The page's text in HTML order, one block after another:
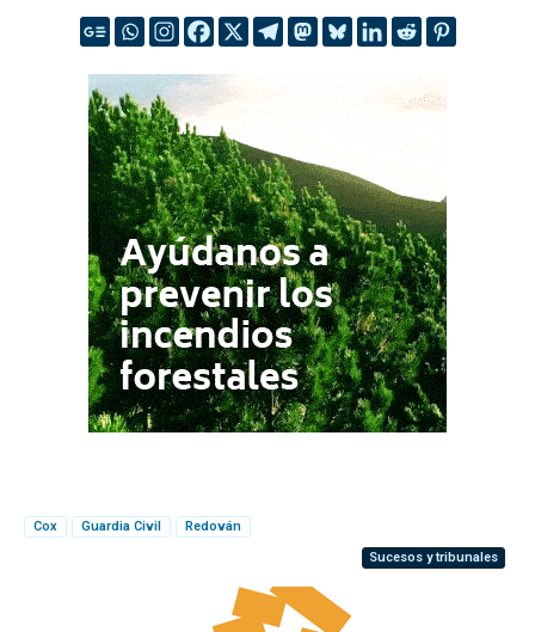
Cox Guardia Civil
Redován
Sucesos y tribunales